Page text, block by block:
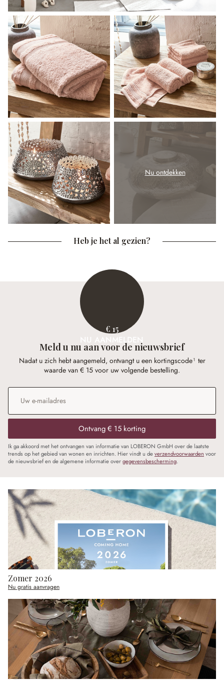
Nu ontdekken
Heb je het al gezien?
€ 15
NU AANMELDEN
Meld u nu aan voor de nieuwsbrief
Nadat u zich hebt aangemeld, ontvangt u een kortingscode¹ ter
waarde van € 15 voor uw volgende bestelling.
E-mailadres*
Ontvang € 15 korting
Ik ga akkoord met het ontvangen van informatie van LOBERON GmbH over de laatste
trends op het gebied van wonen en inrichten. Hier vindt u deverzendvoorwaarden voor
de nieuwsbrief en de algemene informatie overgegevensbescherming.
Zomer 2026
Nu gratis aanvragen